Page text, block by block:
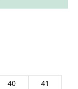
40
41